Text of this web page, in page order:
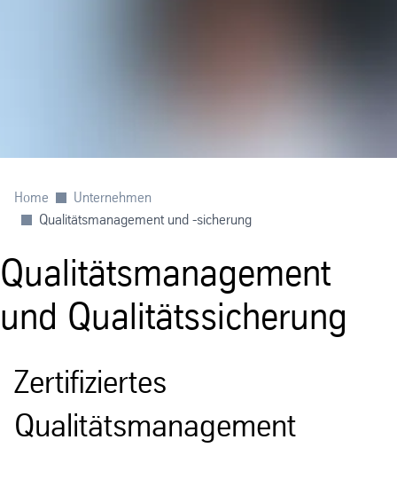
Home
Unternehmen
Qualitätsmanagement und -sicherung
Qualitätsmanagement
und Qualitätssicherung
Zertifiziertes
Qualitätsmanagement